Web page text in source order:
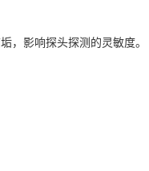
，影响探头探测的灵敏度。